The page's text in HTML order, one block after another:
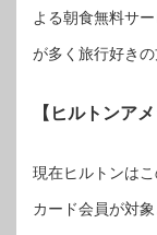
よる朝食無料サ
が多く旅行好き
【ヒルトンア
現在ヒルトンは
カード会員が対